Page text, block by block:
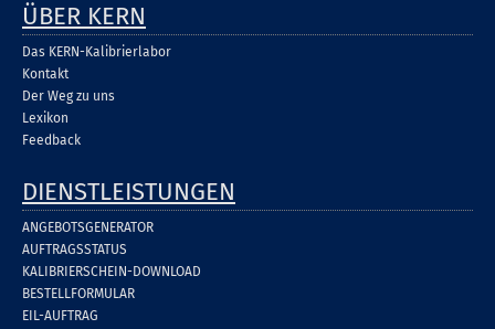
ÜBER KERN
Das KERN-Kalibrierlabor
Kontakt
Der Weg zu uns
Lexikon
Feedback
DIENSTLEISTUNGEN
ANGEBOTSGENERATOR
AUFTRAGSSTATUS
KALIBRIERSCHEIN-DOWNLOAD
BESTELLFORMULAR
EIL-AUFTRAG